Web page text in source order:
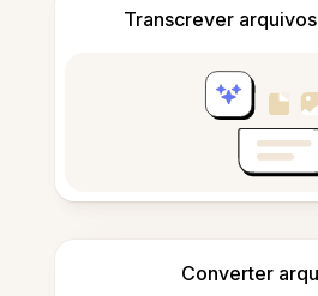
Transcrever
Converter